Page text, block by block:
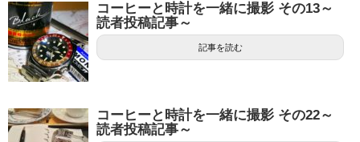
コーヒーと時計を一緒に撮影 その13～
読者投稿記事～
記事を読む
コーヒーと時計を一緒に撮影 その22～
読者投稿記事～